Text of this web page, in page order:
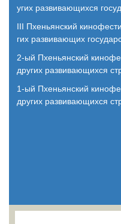
угих развивающихся
III Пхеньянский
гих развивающих
2-ый Пхеньянский
других развивающихся
1-ый Пхеньянский
других развивающихся